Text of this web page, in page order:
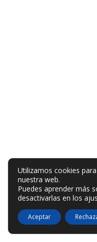
Utilizamos cookies
nuestra web.
Puedes aprender más
desactivarlas en los
Aceptar